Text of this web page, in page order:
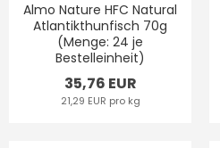
Almo Nature HFC Natural
Atlantikthunfisch 70g
(Menge: 24 je
Bestelleinheit)
35,76 EUR
21,29 EUR pro kg